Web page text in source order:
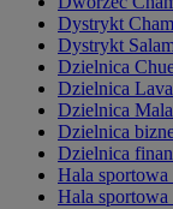
Dystrykt
Dystrykt
Dzielnica
Dzielnica
Dzielnica
Dzielnica
Dzielnica
Hala
Hala sportowa